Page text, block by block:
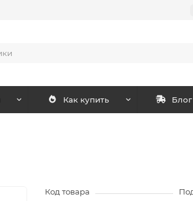
Как купить Блог
Код товара